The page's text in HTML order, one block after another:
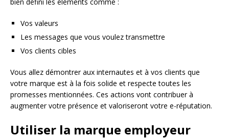
Vos valeurs
Les messages que vous voulez transmettre
Vos clients cibles
Vous allez démontrer aux internautes et à vos clients que
votre marque est à la fois solide et respecte toutes les
promesses mentionnées. Ces actions vont contribuer à
augmenter votre présence et valoriseront votre e-réputation.
Utiliser la marque employeur